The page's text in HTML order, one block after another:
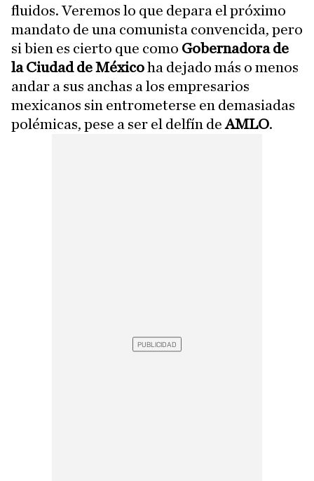
fluidos. Veremos lo que depara el próximo
mandato de una comunista convencida, pero
si bien es cierto que como Gobernadora de
la Ciudad de Méxicoha dejado más o menos
andar a sus anchas a los empresarios
mexicanos sin entrometerse en demasiadas
polémicas, pese a ser el delfín deAMLO.